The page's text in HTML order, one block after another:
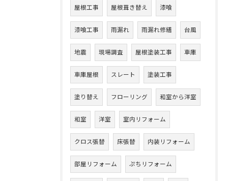
屋根工事 屋根葺き替え 漆喰
漆喰工事 雨漏れ 雨漏れ修繕 台風
地震 現場調査 屋根塗装工事 車庫
車庫屋根 スレート 塗装工事
塗り替え フローリング 和室から洋室
和室 洋室 室内リフォーム
クロス張替 床張替 内装リフォーム
部屋リフォーム ぷちリフォーム